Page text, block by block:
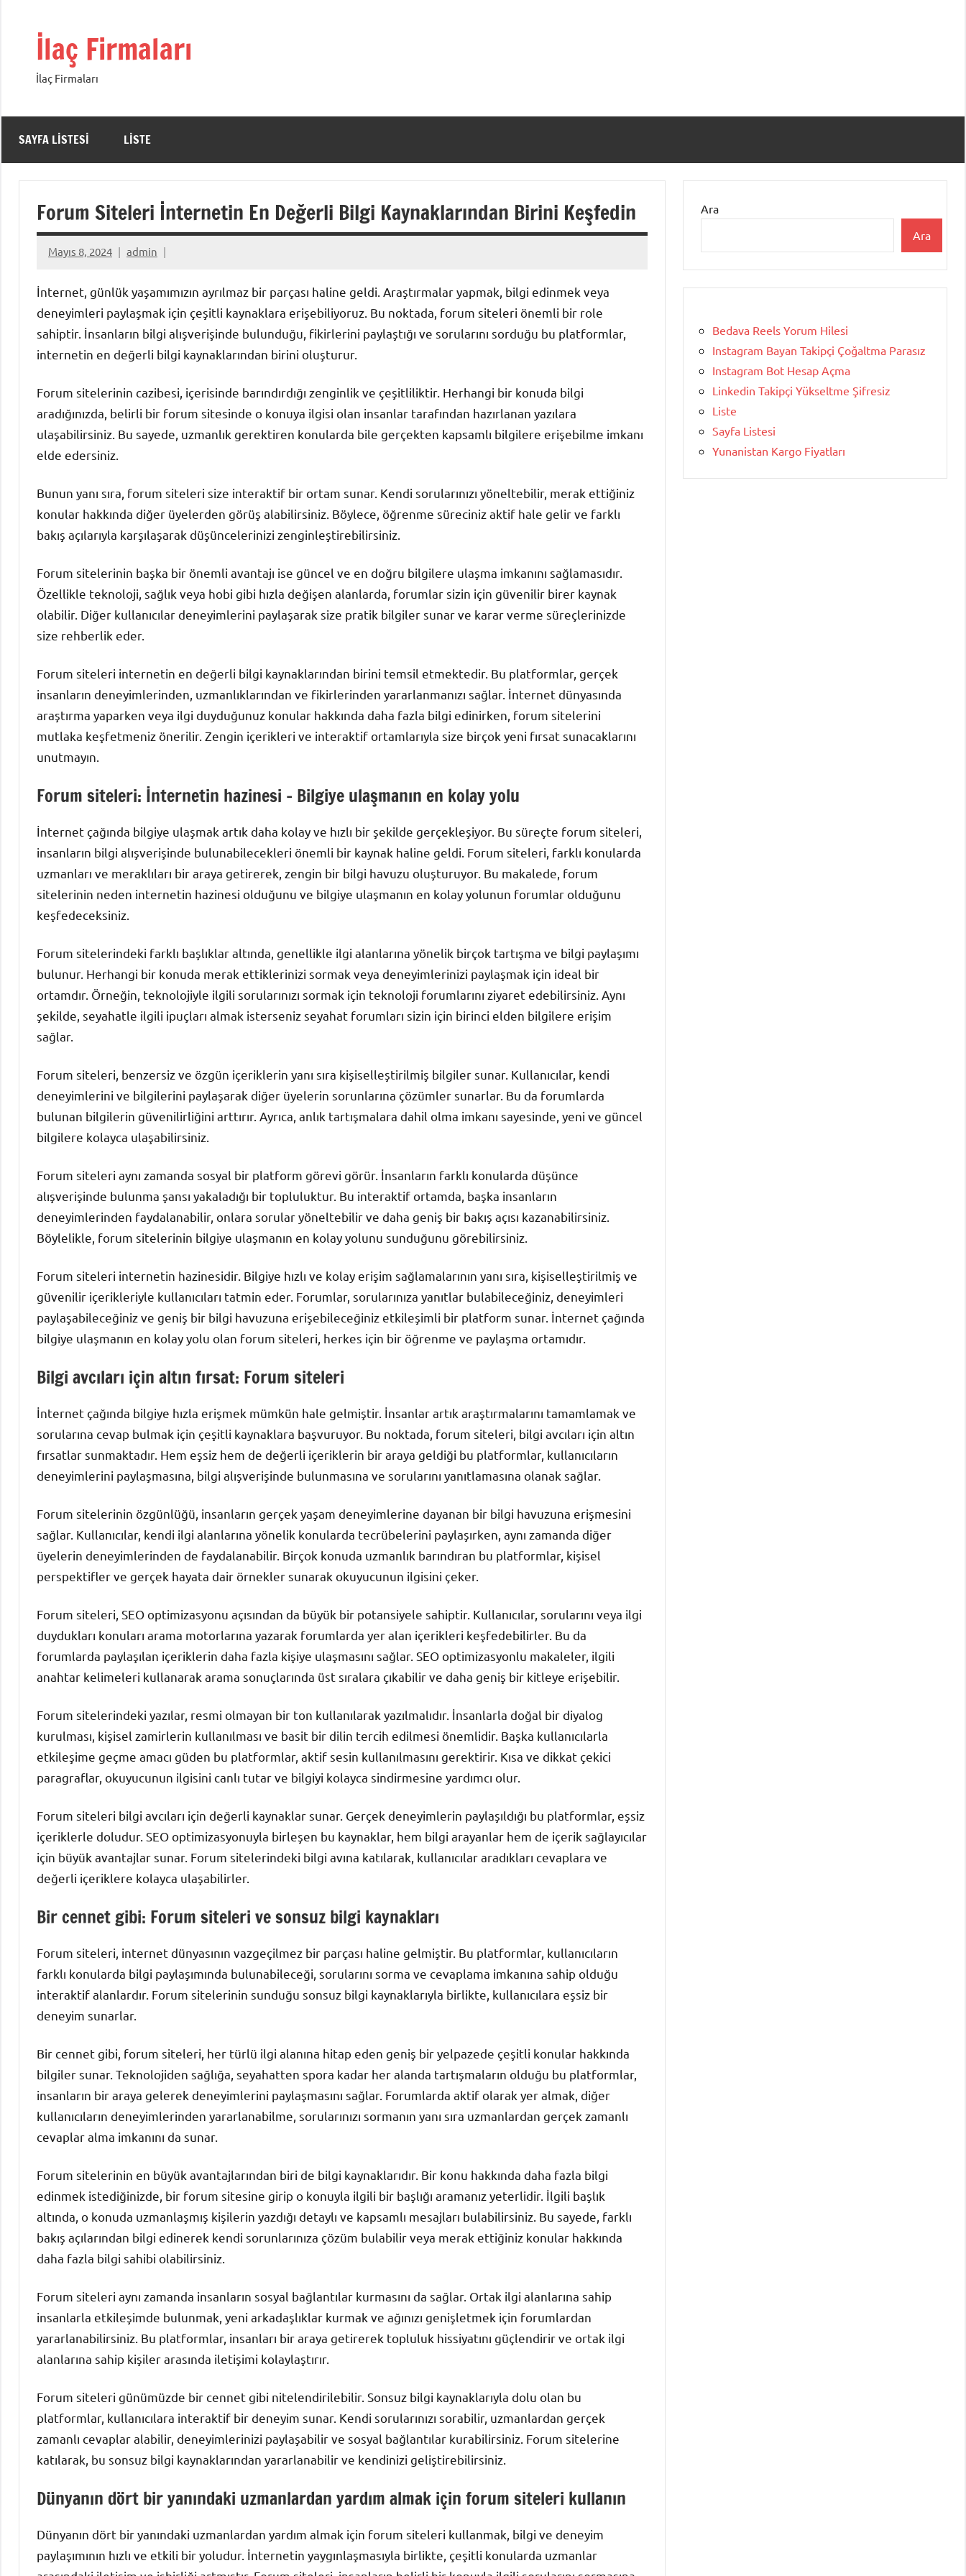
İlaç Firmaları
İlaç Firmaları
SAYFA LISTESI LISTE
Forum Siteleri İnternetin En Değerli Bilgi Kaynaklarından Birini Keşfedin
Mayıs 8, 2024 admin
İnternet, günlük yaşamımızın ayrılmaz bir parçası haline geldi. Araştırmalar yapmak, bilgi edinmek veya
deneyimleri paylaşmak için çeşitli kaynaklara erişebiliyoruz. Bu noktada, forum siteleri önemli bir role
sahiptir. İnsanların bilgi alışverişinde bulunduğu, fikirlerini paylaştığı ve sorularını sorduğu bu platformlar,
internetin en değerli bilgi kaynaklarından birini oluşturur.
Forum sitelerinin cazibesi, içerisinde barındırdığı zenginlik ve çeşitliliktir. Herhangi bir konuda bilgi
aradığınızda, belirli bir forum sitesinde o konuya ilgisi olan insanlar tarafından hazırlanan yazılara
ulaşabilirsiniz. Bu sayede, uzmanlık gerektiren konularda bile gerçekten kapsamlı bilgilere erişebilme imkanı
elde edersiniz.
Bunun yanı sıra, forum siteleri size interaktif bir ortam sunar. Kendi sorularınızı yöneltebilir, merak ettiğiniz
konular hakkında diğer üyelerden görüş alabilirsiniz. Böylece, öğrenme süreciniz aktif hale gelir ve farklı
bakış açılarıyla karşılaşarak düşüncelerinizi zenginleştirebilirsiniz.
Forum sitelerinin başka bir önemli avantajı ise güncel ve en doğru bilgilere ulaşma imkanını sağlamasıdır.
Özellikle teknoloji, sağlık veya hobi gibi hızla değişen alanlarda, forumlar sizin için güvenilir birer kaynak
olabilir. Diğer kullanıcılar deneyimlerini paylaşarak size pratik bilgiler sunar ve karar verme süreçlerinizde
size rehberlik eder.
Forum siteleri internetin en değerli bilgi kaynaklarından birini temsil etmektedir. Bu platformlar, gerçek
insanların deneyimlerinden, uzmanlıklarından ve fikirlerinden yararlanmanızı sağlar. İnternet dünyasında
araştırma yaparken veya ilgi duyduğunuz konular hakkında daha fazla bilgi edinirken, forum sitelerini
mutlaka keşfetmeniz önerilir. Zengin içerikleri ve interaktif ortamlarıyla size birçok yeni fırsat sunacaklarını
unutmayın.
Forum siteleri: İnternetin hazinesi – Bilgiye ulaşmanın en kolay yolu
İnternet çağında bilgiye ulaşmak artık daha kolay ve hızlı bir şekilde gerçekleşiyor. Bu süreçte forum siteleri,
insanların bilgi alışverişinde bulunabilecekleri önemli bir kaynak haline geldi. Forum siteleri, farklı konularda
uzmanları ve meraklıları bir araya getirerek, zengin bir bilgi havuzu oluşturuyor. Bu makalede, forum
sitelerinin neden internetin hazinesi olduğunu ve bilgiye ulaşmanın en kolay yolunun forumlar olduğunu
keşfedeceksiniz.
Forum sitelerindeki farklı başlıklar altında, genellikle ilgi alanlarına yönelik birçok tartışma ve bilgi paylaşımı
bulunur. Herhangi bir konuda merak ettiklerinizi sormak veya deneyimlerinizi paylaşmak için ideal bir
ortamdır. Örneğin, teknolojiyle ilgili sorularınızı sormak için teknoloji forumlarını ziyaret edebilirsiniz. Aynı
şekilde, seyahatle ilgili ipuçları almak isterseniz seyahat forumları sizin için birinci elden bilgilere erişim
sağlar.
Forum siteleri, benzersiz ve özgün içeriklerin yanı sıra kişiselleştirilmiş bilgiler sunar. Kullanıcılar, kendi
deneyimlerini ve bilgilerini paylaşarak diğer üyelerin sorunlarına çözümler sunarlar. Bu da forumlarda
bulunan bilgilerin güvenilirliğini arttırır. Ayrıca, anlık tartışmalara dahil olma imkanı sayesinde, yeni ve güncel
bilgilere kolayca ulaşabilirsiniz.
Forum siteleri aynı zamanda sosyal bir platform görevi görür. İnsanların farklı konularda düşünce
alışverişinde bulunma şansı yakaladığı bir topluluktur. Bu interaktif ortamda, başka insanların
deneyimlerinden faydalanabilir, onlara sorular yöneltebilir ve daha geniş bir bakış açısı kazanabilirsiniz.
Böylelikle, forum sitelerinin bilgiye ulaşmanın en kolay yolunu sunduğunu görebilirsiniz.
Forum siteleri internetin hazinesidir. Bilgiye hızlı ve kolay erişim sağlamalarının yanı sıra, kişiselleştirilmiş ve
güvenilir içerikleriyle kullanıcıları tatmin eder. Forumlar, sorularınıza yanıtlar bulabileceğiniz, deneyimleri
paylaşabileceğiniz ve geniş bir bilgi havuzuna erişebileceğiniz etkileşimli bir platform sunar. İnternet çağında
bilgiye ulaşmanın en kolay yolu olan forum siteleri, herkes için bir öğrenme ve paylaşma ortamıdır.
Bilgi avcıları için altın fırsat: Forum siteleri
İnternet çağında bilgiye hızla erişmek mümkün hale gelmiştir. İnsanlar artık araştırmalarını tamamlamak ve
sorularına cevap bulmak için çeşitli kaynaklara başvuruyor. Bu noktada, forum siteleri, bilgi avcıları için altın
fırsatlar sunmaktadır. Hem eşsiz hem de değerli içeriklerin bir araya geldiği bu platformlar, kullanıcıların
deneyimlerini paylaşmasına, bilgi alışverişinde bulunmasına ve sorularını yanıtlamasına olanak sağlar.
Forum sitelerinin özgünlüğü, insanların gerçek yaşam deneyimlerine dayanan bir bilgi havuzuna erişmesini
sağlar. Kullanıcılar, kendi ilgi alanlarına yönelik konularda tecrübelerini paylaşırken, aynı zamanda diğer
üyelerin deneyimlerinden de faydalanabilir. Birçok konuda uzmanlık barındıran bu platformlar, kişisel
perspektifler ve gerçek hayata dair örnekler sunarak okuyucunun ilgisini çeker.
Forum siteleri, SEO optimizasyonu açısından da büyük bir potansiyele sahiptir. Kullanıcılar, sorularını veya ilgi
duydukları konuları arama motorlarına yazarak forumlarda yer alan içerikleri keşfedebilirler. Bu da
forumlarda paylaşılan içeriklerin daha fazla kişiye ulaşmasını sağlar. SEO optimizasyonlu makaleler, ilgili
anahtar kelimeleri kullanarak arama sonuçlarında üst sıralara çıkabilir ve daha geniş bir kitleye erişebilir.
Forum sitelerindeki yazılar, resmi olmayan bir ton kullanılarak yazılmalıdır. İnsanlarla doğal bir diyalog
kurulması, kişisel zamirlerin kullanılması ve basit bir dilin tercih edilmesi önemlidir. Başka kullanıcılarla
etkileşime geçme amacı güden bu platformlar, aktif sesin kullanılmasını gerektirir. Kısa ve dikkat çekici
paragraflar, okuyucunun ilgisini canlı tutar ve bilgiyi kolayca sindirmesine yardımcı olur.
Forum siteleri bilgi avcıları için değerli kaynaklar sunar. Gerçek deneyimlerin paylaşıldığı bu platformlar, eşsiz
içeriklerle doludur. SEO optimizasyonuyla birleşen bu kaynaklar, hem bilgi arayanlar hem de içerik sağlayıcılar
için büyük avantajlar sunar. Forum sitelerindeki bilgi avına katılarak, kullanıcılar aradıkları cevaplara ve
değerli içeriklere kolayca ulaşabilirler.
Bir cennet gibi: Forum siteleri ve sonsuz bilgi kaynakları
Forum siteleri, internet dünyasının vazgeçilmez bir parçası haline gelmiştir. Bu platformlar, kullanıcıların
farklı konularda bilgi paylaşımında bulunabileceği, sorularını sorma ve cevaplama imkanına sahip olduğu
interaktif alanlardır. Forum sitelerinin sunduğu sonsuz bilgi kaynaklarıyla birlikte, kullanıcılara eşsiz bir
deneyim sunarlar.
Bir cennet gibi, forum siteleri, her türlü ilgi alanına hitap eden geniş bir yelpazede çeşitli konular hakkında
bilgiler sunar. Teknolojiden sağlığa, seyahatten spora kadar her alanda tartışmaların olduğu bu platformlar,
insanların bir araya gelerek deneyimlerini paylaşmasını sağlar. Forumlarda aktif olarak yer almak, diğer
kullanıcıların deneyimlerinden yararlanabilme, sorularınızı sormanın yanı sıra uzmanlardan gerçek zamanlı
cevaplar alma imkanını da sunar.
Forum sitelerinin en büyük avantajlarından biri de bilgi kaynaklarıdır. Bir konu hakkında daha fazla bilgi
edinmek istediğinizde, bir forum sitesine girip o konuyla ilgili bir başlığı aramanız yeterlidir. İlgili başlık
altında, o konuda uzmanlaşmış kişilerin yazdığı detaylı ve kapsamlı mesajları bulabilirsiniz. Bu sayede, farklı
bakış açılarından bilgi edinerek kendi sorunlarınıza çözüm bulabilir veya merak ettiğiniz konular hakkında
daha fazla bilgi sahibi olabilirsiniz.
Forum siteleri aynı zamanda insanların sosyal bağlantılar kurmasını da sağlar. Ortak ilgi alanlarına sahip
insanlarla etkileşimde bulunmak, yeni arkadaşlıklar kurmak ve ağınızı genişletmek için forumlardan
yararlanabilirsiniz. Bu platformlar, insanları bir araya getirerek topluluk hissiyatını güçlendirir ve ortak ilgi
alanlarına sahip kişiler arasında iletişimi kolaylaştırır.
Forum siteleri günümüzde bir cennet gibi nitelendirilebilir. Sonsuz bilgi kaynaklarıyla dolu olan bu
platformlar, kullanıcılara interaktif bir deneyim sunar. Kendi sorularınızı sorabilir, uzmanlardan gerçek
zamanlı cevaplar alabilir, deneyimlerinizi paylaşabilir ve sosyal bağlantılar kurabilirsiniz. Forum sitelerine
katılarak, bu sonsuz bilgi kaynaklarından yararlanabilir ve kendinizi geliştirebilirsiniz.
Dünyanın dört bir yanındaki uzmanlardan yardım almak için forum siteleri kullanın
Dünyanın dört bir yanındaki uzmanlardan yardım almak için forum siteleri kullanmak, bilgi ve deneyim
paylaşımının hızlı ve etkili bir yoludur. İnternetin yaygınlaşmasıyla birlikte, çeşitli konularda uzmanlar
Ara
Ara
Bedava Reels Yorum Hilesi
Instagram Bayan Takipçi Çoğaltma Parasız
Instagram Bot Hesap Açma
Linkedin Takipçi Yükseltme Şifresiz
Liste
Sayfa Listesi
Yunanistan Kargo Fiyatları